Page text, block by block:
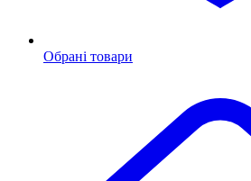
Обрані товари